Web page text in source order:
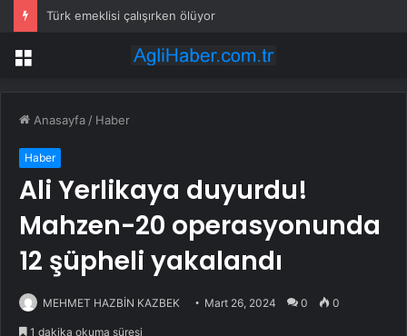
Türk emeklisi çalışırken ölüyor
Menü
Anasayfa / Haber
Haber
Ali Yerlikaya duyurdu!
Mahzen-20 operasyonunda
12 şüpheli yakalandı
MEHMET HAZBİN KAZBEK Mart 26, 2024 0 0
1 dakika okuma süresi